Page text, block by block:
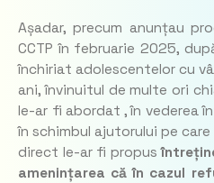
Așadar, precum anunțau
CCTP în februarie 2025,
închiriat adolescentelor cu
ani, învinuitul de multe ori
le-ar fi abordat , în vederea
în schimbul ajutorului pe
direct le-ar fi propus
amenințarea că în cazul